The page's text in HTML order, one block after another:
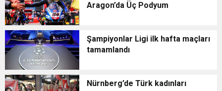
Aragon’da Üç Podyum
Şampiyonlar Ligi ilk hafta maçları
tamamlandı
Nürnberg’de Türk kadınları